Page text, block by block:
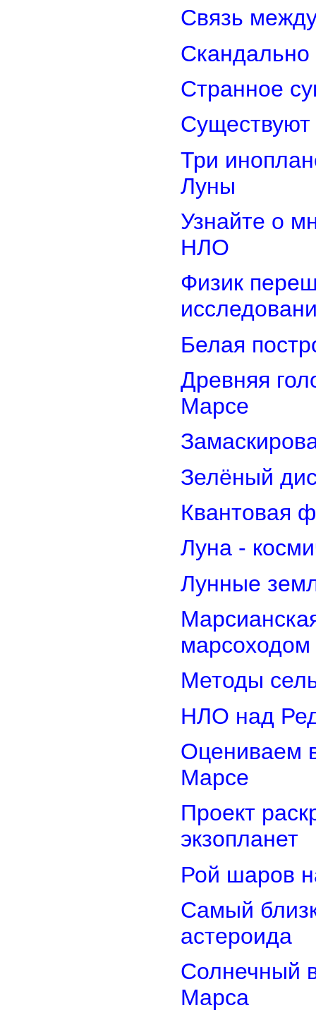
Связь
Странное
Три
Луны
Узнайте о
НЛО
Физик
Белая
Древняя
Марсе
Зелёный
Квантовая
Луна -
Лунные
марсоходом
Методы
НЛО над
Оцениваем
Марсе
Проект
экзопланет
Рой шаров
Самый
астероида
Солнечный
Марса